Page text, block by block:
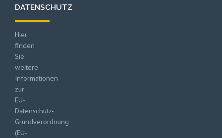
DATENSCHUTZ
Hier
finden
Sie
weitere
Informationen
zur
EU-
Datenschutz-
Grundverordnung
(EU-